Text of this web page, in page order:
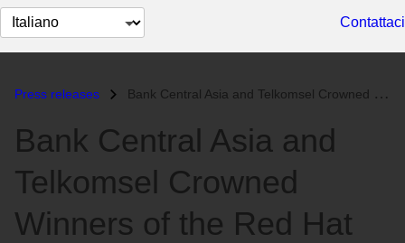
Cambia
lingua
Contattaci
Press releases Bank Central Asia and Telkomsel Crowned Winners of the Red Hat APAC In...
Bank Central Asia and
Telkomsel Crowned
Winners of the Red Hat